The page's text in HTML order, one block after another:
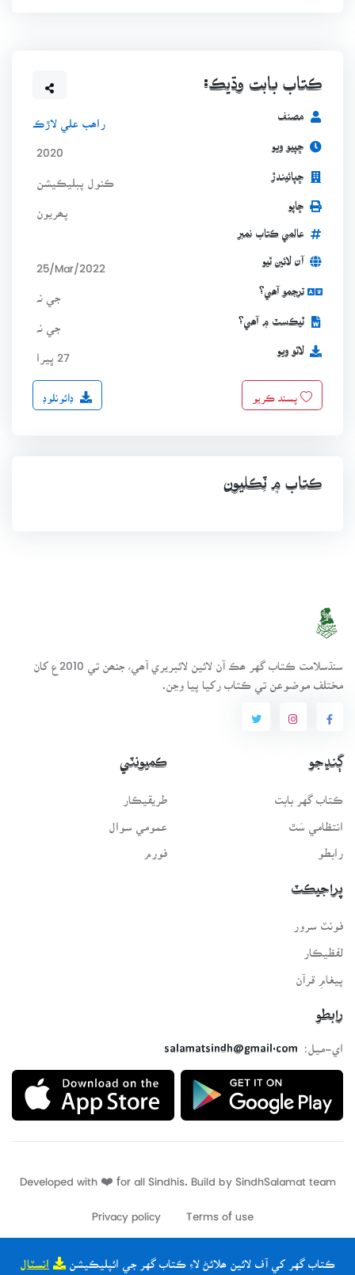
ڪتاب گهر کي آف لائين ھلائڻ لاءِ ڪتاب گهر جي ائپليڪيشن انسٽال
ڪتاب بابت وڌيڪ:
مصنف راھب علي لاڙڪ
ڇپيو ويو 2020
ڇپائيندڙ ڪنول پبليڪيشن
ڇاپو
عالمي ڪتاب نمبر
آن لائين ٿيو 25/Mar/2022
ترجمو آھي؟
ٽيڪسٽ ۾ آھي؟
لاٿو ويو
پسند ڪريو ڊائونلوڊ
ڪتاب ۾ ٽِڪليون
سنڌسلامت ڪتاب گهر ھڪ آن لائين لائبريري آھي، جنھن تي 2010ع کان
مختلف موضوعن تي ڪتاب رکيا پيا وڃن.
ڳنڍجو
ڪتاب گهر بابت
انتظامي سَٿ
رابطو
ڪميونٽي
طريقيڪار
عمومي سوال
فورم
پراجيڪٽ
فونٽ سرور
لفظيڪار
پيغامِ قرآن
رابطو
اي-ميل:
salamatsindh@gmail.com
Developed with ❤️ for all Sindhis. Build by
Terms of use